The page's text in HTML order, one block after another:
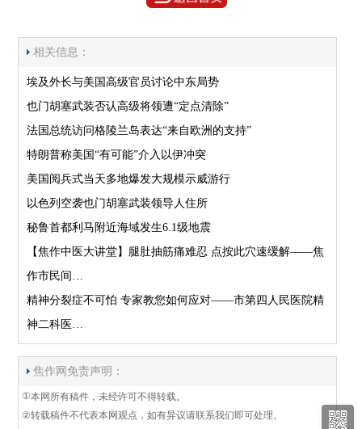
相关信息：
埃及外长与美国高级官员讨论中东局势
也门胡塞武装否认高级将领遭“定点清除”
法国总统访问格陵兰岛表达“来自欧洲的支持”
特朗普称美国“有可能”介入以伊冲突
美国阅兵式当天多地爆发大规模示威游行
以色列空袭也门胡塞武装领导人住所
秘鲁首都利马附近海域发生6.1级地震
【焦作中医大讲堂】腿肚抽筋痛难忍 点按此穴速缓解——焦
作市民间…
精神分裂症不可怕 专家教您如何应对——市第四人民医院精
神二科医…
焦作网免责声明：
①本网所有稿件，未经许可不得转载。
②转载稿件不代表本网观点，如有异议请联系我们即可处理。